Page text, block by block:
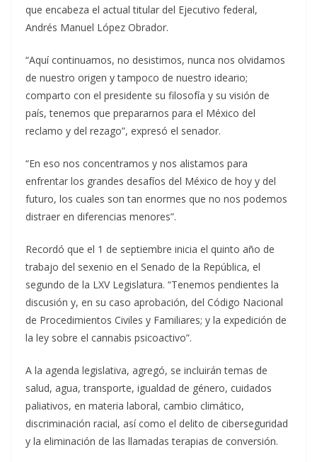
que encabeza el actual titular del Ejecutivo federal,
Andrés Manuel López Obrador.
“Aquí continuamos, no desistimos, nunca nos olvidamos
de nuestro origen y tampoco de nuestro ideario;
comparto con el presidente su filosofía y su visión de
país, tenemos que prepararnos para el México del
reclamo y del rezago”, expresó el senador.
“En eso nos concentramos y nos alistamos para
enfrentar los grandes desafíos del México de hoy y del
futuro, los cuales son tan enormes que no nos podemos
distraer en diferencias menores”.
Recordó que el 1 de septiembre inicia el quinto año de
trabajo del sexenio en el Senado de la República, el
segundo de la LXV Legislatura. “Tenemos pendientes la
discusión y, en su caso aprobación, del Código Nacional
de Procedimientos Civiles y Familiares; y la expedición de
la ley sobre el cannabis psicoactivo”.
A la agenda legislativa, agregó, se incluirán temas de
salud, agua, transporte, igualdad de género, cuidados
paliativos, en materia laboral, cambio climático,
discriminación racial, así como el delito de ciberseguridad
y la eliminación de las llamadas terapias de conversión.